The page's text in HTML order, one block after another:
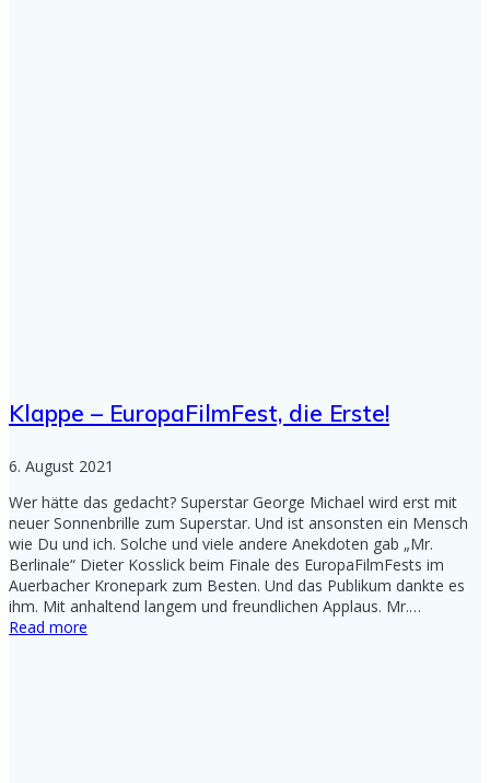
Klappe – EuropaFilmFest, die Erste!
6. August 2021
Wer hätte das gedacht? Superstar George Michael wird erst mit
neuer Sonnenbrille zum Superstar. Und ist ansonsten ein Mensch
wie Du und ich. Solche und viele andere Anekdoten gab „Mr.
Berlinale“ Dieter Kosslick beim Finale des EuropaFilmFests im
Auerbacher Kronepark zum Besten. Und das Publikum dankte es
ihm. Mit anhaltend langem und freundlichen Applaus. Mr.…
Read more